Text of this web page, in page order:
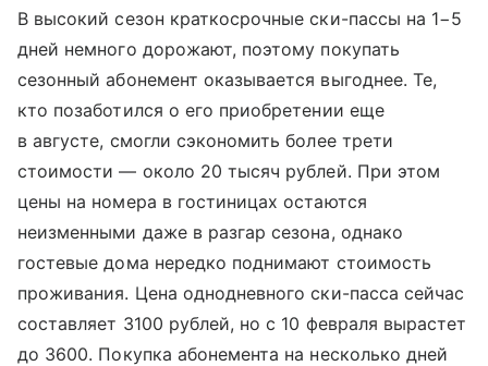
В высокий сезон краткосрочные ски-пассы на 1−5
дней немного дорожают, поэтому покупать
сезонный абонемент оказывается выгоднее. Те,
кто позаботился о его приобретении еще
в августе, смогли сэкономить более трети
стоимости — около 20 тысяч рублей. При этом
цены на номера в гостиницах остаются
неизменными даже в разгар сезона, однако
гостевые дома нередко поднимают стоимость
проживания. Цена однодневного ски-пасса сейчас
составляет 3100 рублей, но с 10 февраля вырастет
до 3600. Покупка абонемента на несколько дней